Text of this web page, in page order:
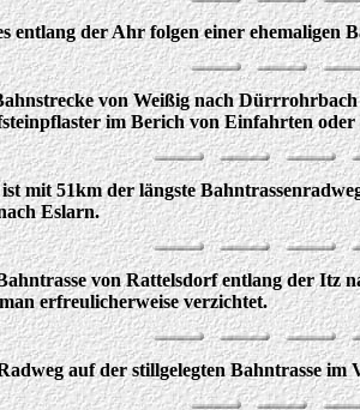
entlang der Ahr folgen einer ehemaligen
von Weißig nach
im Berich von Einfahrten
mit 51km der längste
Eslarn.
von Rattelsdorf entlang der Itz
erfreulicherweise verzichtet.
auf der stillgelegten Bahntrasse